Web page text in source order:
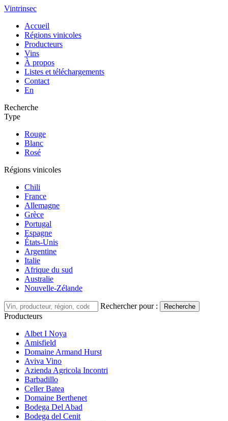
Vintrinsec
Accueil
Régions vinicoles
Producteurs
Vins
À propos
Listes et téléchargements
Contact
En
Recherche
Type
Rouge
Blanc
Rosé
Régions vinicoles
Chili
France
Allemagne
Grèce
Portugal
Espagne
États-Unis
Argentine
Italie
Afrique du sud
Australie
Nouvelle-Zélande
Rechercher pour : Recherche
Producteurs
Albet I Noya
Amisfield
Domaine Armand Hurst
Aviva Vino
Azienda Agricola Incontri
Barbadillo
Celler Batea
Domaine Berthenet
Bodega Del Abad
Bodega del Cenit